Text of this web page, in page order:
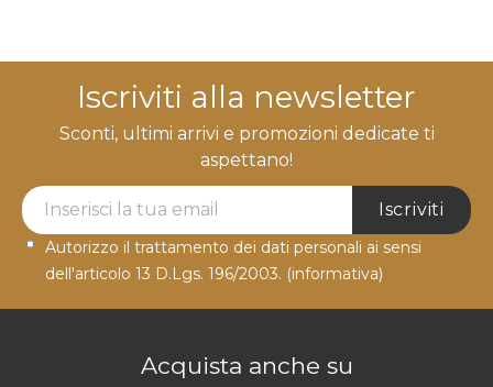
Iscriviti alla newsletter
Sconti, ultimi arrivi e promozioni dedicate ti
aspettano!
Newsletter Label
Iscriviti
Autorizzo il trattamento dei dati personali ai sensi
dell'articolo 13 D.Lgs. 196/2003. (informativa)
Acquista anche su